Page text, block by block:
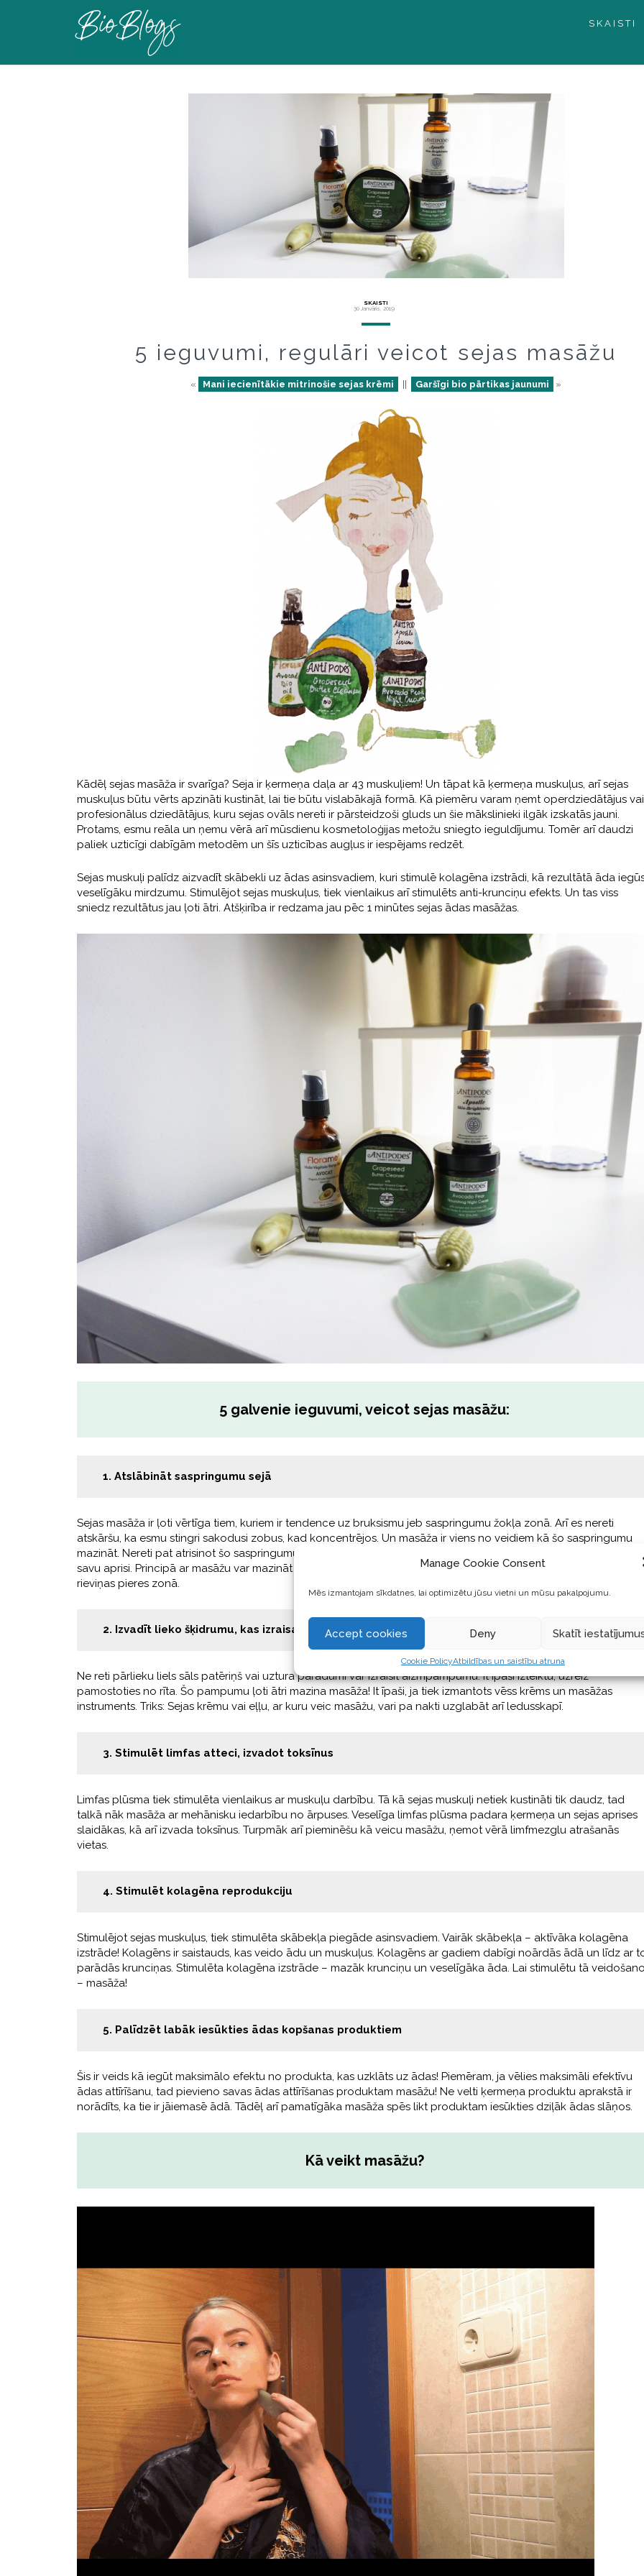
Manage Cookie Consent
Mēs izmantojam sīkdatnes, lai optimizētu jūsu vietni un mūsu pakalpojumu.
Accept cookies Deny Skatīt
Cookie PolicyAtbildības un saistību atruna
SKAISTI
SKAISTI
30 Janvāris, 2019
5 ieguvumi, regulāri veicot sejas masāžu
« Mani iecienītākie mitrinošie sejas krēmi Garšīgi bio pārtikas jaunumi »
Kādēļ sejas masāža ir svarīga? Seja ir ķermeņa daļa ar 43 muskuļiem! Un tāpat kā ķermeņa muskuļus, arī sejas
muskuļus būtu vērts apzināti kustināt, lai tie būtu vislabākajā formā. Kā piemēru varam ņemt operdziedātājus vai
profesionālus dziedātājus, kuru sejas ovāls nereti ir pārsteidzoši gluds un šie mākslinieki ilgāk izskatās jauni.
Protams, esmu reāla un ņemu vērā arī mūsdienu kosmetoloģijas metožu sniegto ieguldījumu. Tomēr arī daudzi
paliek uzticīgi dabīgām metodēm un šīs uzticības augļus ir iespējams redzēt.
Sejas muskuļi palīdz aizvadīt skābekli uz ādas asinsvadiem, kuri stimulē kolagēna izstrādi, kā rezultātā āda
veselīgāku mirdzumu. Stimulējot sejas muskuļus, tiek vienlaikus arī stimulēts anti-krunciņu efekts. Un tas viss
sniedz rezultātus jau ļoti ātri. Atšķirība ir redzama jau pēc 1 minūtes sejas ādas masāžas.
5 galvenie ieguvumi, veicot sejas masāžu:
1. Atslābināt saspringumu sejā
Sejas masāža ir ļoti vērtīga tiem, kuriem ir tendence uz bruksismu jeb saspringumu žokļa zonā. Arī es nereti
atskāršu, ka esmu stingri sakodusi zobus, kad koncentrējos. Un masāža ir viens no veidiem kā šo saspringumu
mazināt. Nereti pat atrisinot šo saspringumu, sejas ovāls paliek slaidāks, jo muskulis, kas ir žokļa zonā samazina
savu aprisi. Principā ar masāžu var mazināt jebkāda veida saspringumu. Arī samazinot piemēram krunciņas un
rieviņas pieres zonā.
2. Izvadīt lieko šķidrumu, kas izraisa ādas aizpampumu
Ne reti pārlieku liels sāls patēriņš vai uztura paradumi var izraisīt aizmpampumu. It īpaši izteiktu, uzreiz
pamostoties no rīta. Šo pampumu ļoti ātri mazina masāža! It īpaši, ja tiek izmantots vēss krēms un masāžas
instruments. Triks: Sejas krēmu vai eļļu, ar kuru veic masāžu, vari pa nakti uzglabāt arī ledusskapī.
3. Stimulēt limfas atteci, izvadot toksīnus
Limfas plūsma tiek stimulēta vienlaikus ar muskuļu darbību. Tā kā sejas muskuļi netiek kustināti tik daudz, tad
talkā nāk masāža ar mehānisku iedarbību no ārpuses. Veselīga limfas plūsma padara ķermeņa un sejas aprises
slaidākas, kā arī izvada toksīnus. Turpmāk arī pieminēšu kā veicu masāžu, ņemot vērā limfmezglu atrašanās
vietas.
4. Stimulēt kolagēna reprodukciju
Stimulējot sejas muskuļus, tiek stimulēta skābekļa piegāde asinsvadiem. Vairāk skābekļa – aktīvāka kolagēna
izstrāde! Kolagēns ir saistauds, kas veido ādu un muskuļus. Kolagēns ar gadiem dabīgi noārdās ādā un līdz ar
parādās krunciņas. Stimulēta kolagēna izstrāde – mazāk krunciņu un veselīgāka āda. Lai stimulētu tā
– masāža!
5. Palīdzēt labāk iesūkties ādas kopšanas produktiem
Šis ir veids kā iegūt maksimālo efektu no produkta, kas uzklāts uz ādas! Piemēram, ja vēlies maksimāli efektīvu
ādas attīrīšanu, tad pievieno savas ādas attīrīšanas produktam masāžu! Ne velti ķermeņa produktu aprakstā ir
norādīts, ka tie ir jāiemasē ādā. Tādēļ arī pamatīgāka masāža spēs likt produktam iesūkties dziļāk ādas slāņos.
Kā veikt masāžu?